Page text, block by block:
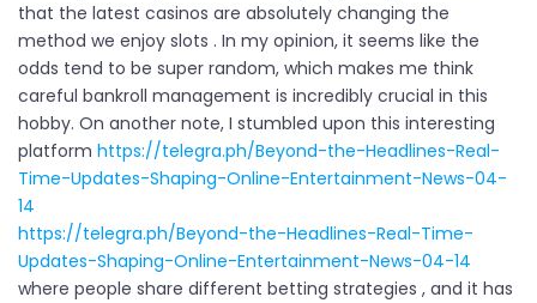
that the latest casinos are absolutely changing the
method we enjoy slots . In my opinion, it seems like the
odds tend to be super random, which makes me think
careful bankroll management is incredibly crucial in this
hobby. On another note, I stumbled upon this interesting
platform https://telegra.ph/Beyond-the-Headlines-Real-
Time-Updates-Shaping-Online-Entertainment-News-04-
14
https://telegra.ph/Beyond-the-Headlines-Real-Time-
Updates-Shaping-Online-Entertainment-News-04-14
where people share different betting strategies , and it has